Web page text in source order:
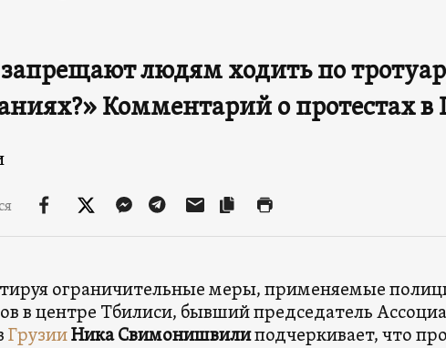
людям ходить по
Комментарий о протестах в
ограничительные меры, применяемые
в центре Тбилиси, бывший председатель
ГрузииНика Свимонишвилиподчеркивает, что